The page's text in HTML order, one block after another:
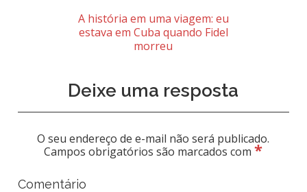
A história em uma viagem: eu
estava em Cuba quando Fidel
morreu
Deixe uma resposta
O seu endereço de e-mail não será publicado.
Campos obrigatórios são marcados com*
Comentário